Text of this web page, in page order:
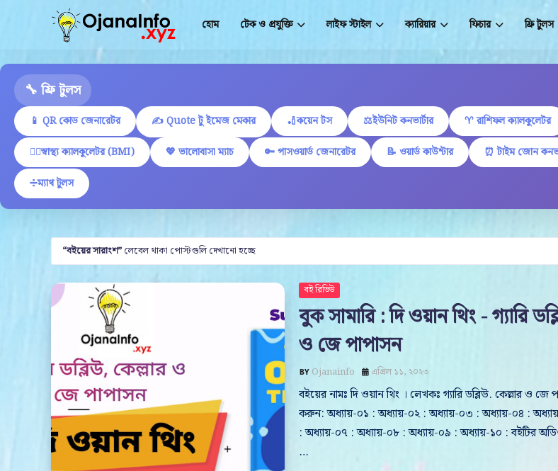
হোম টেক ও প্রযুক্তি লাইফ স্টাইল ক্যারিয়ার ফিচার ফ্রি টুলস
🔧 ফ্রি টুলস
📱 QR কোড জেনারেটর ✍ Quote টু ইমেজ মেকার 🏏কয়েন টস ⚖️ইউনিট কনভার্টার ♈ রাশিফল ক্যালকুলেটর
🏋️‍♂️স্বাস্থ্য ক্যালকুলেটর (BMI)
💖 ভালোবাসা ম্যাচ 🔑 পাসওয়ার্ড জেনারেটর 📝 ওয়ার্ড কাউন্টার ⏰ টাইম জোন
➗ম্যাথ টুলস
বইয়ের সারাংশ লেবেল থাকা পোস্টগুলি দেখানো হচ্ছে
বই রিভিউ
বুক সামারি : দি ওয়ান থিং - গ্যারি
ও জে পাপাসন
Ojanainfo এপ্রিল ১১, ২০২৩
বইয়ের নামঃ দি ওয়ান থিং । লেখকঃ গ্যারি ডব্লিউ. কেল্লার ও জে
করুন: অধ্যায়-০১ : অধ্যায়-০২ : অধ্যায়-০৩ : অধ্যায়-০৪ :
: অধ্যায়-০৭ : অধ্যায়-০৮ : অধ্যায়-০৯ : অধ্যায়-১০ : বইটির
…